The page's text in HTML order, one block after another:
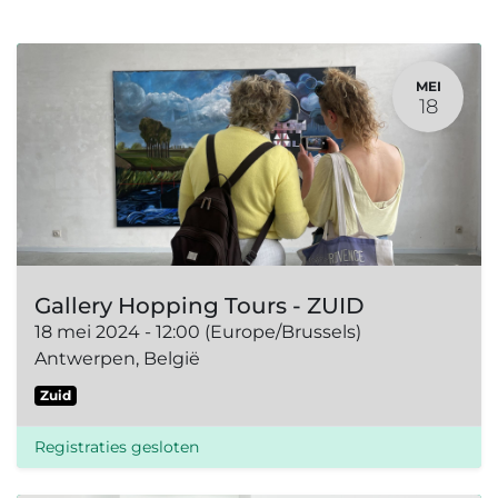
MEI
18
Gallery Hopping Tours - ZUID
18 mei 2024 - 12:00 (Europe/Brussels)
Antwerpen, België
Zuid
Registraties gesloten